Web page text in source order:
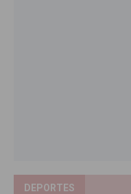
DEPORTES